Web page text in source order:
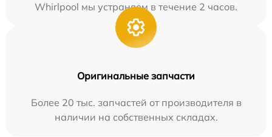
Whirlpool мы устраняем в течение 2 часов.
Оригинальные запчасти
Более 20 тыс. запчастей от производителя в
наличии на собственных складах.